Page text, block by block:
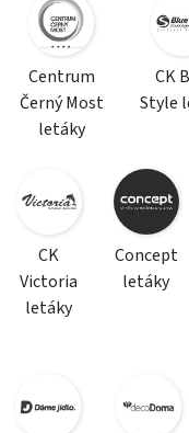
Centrum
Černý Most
letáky
CK
Style
CK
Victoria
letáky
Concept
letáky